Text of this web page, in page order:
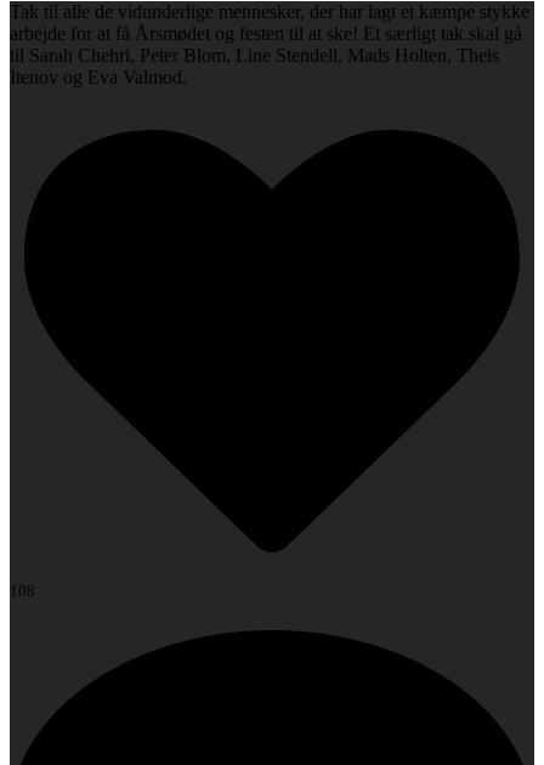
Tak til alle de vidunderlige mennesker, der har lagt et kæmpe stykke
arbejde for at få Årsmødet og festen til at ske! Et særligt tak skal gå
til Sarah Chehri, Peter Blom, Line Stendell, Mads Holten, Theis
Itenov og Eva Valmod.
108